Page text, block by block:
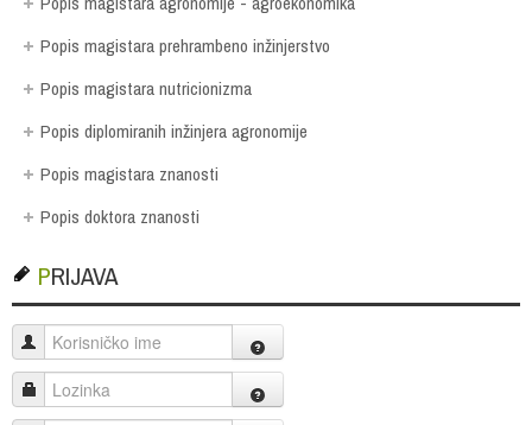
Popis magistara prehrambeno inžinjerstvo
Popis magistara nutricionizma
Popis diplomiranih inžinjera agronomije
Popis magistara znanosti
Popis doktora znanosti
PRIJAVA
Korisničko ime
Lozinka